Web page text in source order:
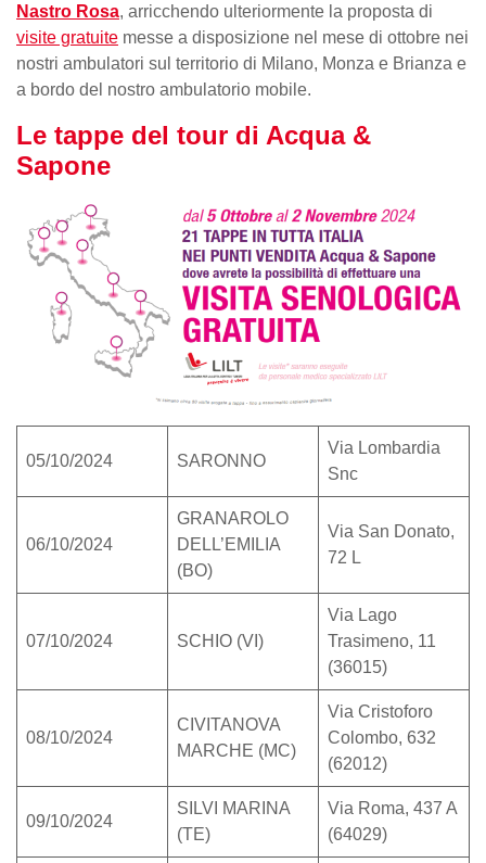
Nastro Rosa, arricchendo ulteriormente la proposta di
visite gratuite messe a disposizione nel mese di ottobre nei
nostri ambulatori sul territorio di Milano, Monza e Brianza e
a bordo del nostro ambulatorio mobile.
Le tappe del tour di Acqua &
Sapone
05/10/2024 SARONNO
Via Lombardia
Snc
06/10/2024
GRANAROLO
DELL’EMILIA
(BO)
Via San Donato,
72 L
07/10/2024 SCHIO (VI)
Via Lago
Trasimeno, 11
(36015)
08/10/2024
CIVITANOVA
MARCHE (MC)
Via Cristoforo
Colombo, 632
(62012)
09/10/2024
SILVI MARINA
(TE)
Via Roma, 437 A
(64029)